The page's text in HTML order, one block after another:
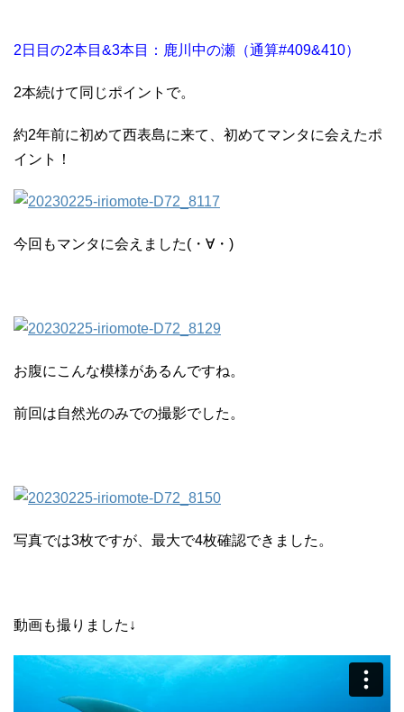
2日目の2本目&3本目：鹿川中の瀬（通算#409&410）
2本続けて同じポイントで。
約2年前に初めて西表島に来て、初めてマンタに会えたポ
イント！
今回もマンタに会えました(・∀・)
お腹にこんな模様があるんですね。
前回は自然光のみでの撮影でした。
写真では3枚ですが、最大で4枚確認できました。
動画も撮りました↓